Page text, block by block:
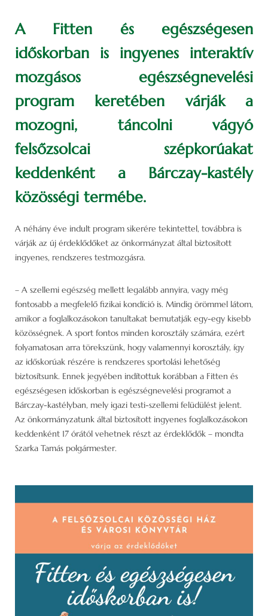
A Fitten és egészségesen
időskorban is ingyenes interaktív
mozgásos egészségnevelési
program keretében várják a
mozogni, táncolni vágyó
felsőzsolcai szépkorúakat
keddenként a Bárczay-kastély
közösségi termébe.
A néhány éve indult program sikerére tekintettel, továbbra is
várják az új érdeklődőket az önkormányzat által biztosított
ingyenes, rendszeres testmozgásra.
– A szellemi egészség mellett legalább annyira, vagy még
fontosabb a megfelelő fizikai kondíció is. Mindig örömmel látom,
amikor a foglalkozásokon tanultakat bemutatják egy-egy kisebb
közösségnek. A sport fontos minden korosztály számára, ezért
folyamatosan arra törekszünk, hogy valamennyi korosztály, így
az időskorúak részére is rendszeres sportolási lehetőség
biztosítsunk. Ennek jegyében indítottuk korábban a Fitten és
egészségesen időskorban is egészségnevelési programot a
Bárczay-kastélyban, mely igazi testi-szellemi felüdülést jelent.
Az önkormányzatunk által biztosított ingyenes foglalkozásokon
keddenként 17 órától vehetnek részt az érdeklődők – mondta
Szarka Tamás polgármester.